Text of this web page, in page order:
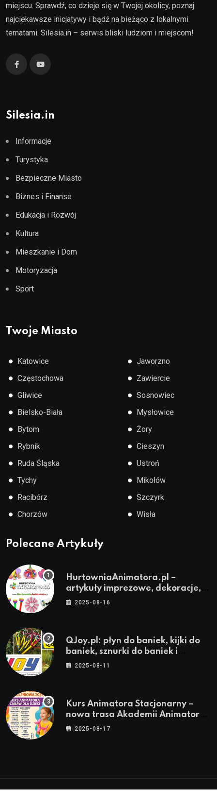
miejscu. Sprawdź, co dzieje się w Twojej okolicy, poznaj
najciekawsze inicjatywy i bądź na bieżąco z lokalnymi
tematami. Silesia.in – serwis bliski ludziom i miejscom!
Silesia.in
Informacje
Turystyka
Bezpieczne Miasto
Biznes i Finanse
Edukacja i Rozwój
Kultura
Mieszkanie i Dom
Motoryzacja
Sport
Twoje Miasto
● Katowice
● Częstochowa
● Gliwice
● Bielsko-Biała
● Bytom
● Rybnik
● Ruda Śląska
● Tychy
● Racibórz
● Chorzów
● Jaworzno
● Zawiercie
● Sosnowiec
● Mysłowice
● Żory
● Cieszyn
● Ustroń
● Mikołów
● Szczyrk
● Wisła
Polecane Artykuły
HurtowniaAnimatora.pl –
artykuły imprezowe, dekoracje,
stroje i akcesoria dla animatorów
2025-08-16
QJoy.pl: płyn do baniek, kijki do
baniek, sznurki do baniek i
zestawy do baniek
2025-08-11
Kurs Animatora Stacjonarny –
nowa trasa Akademii Animatora
– jesień 2025
2025-08-17